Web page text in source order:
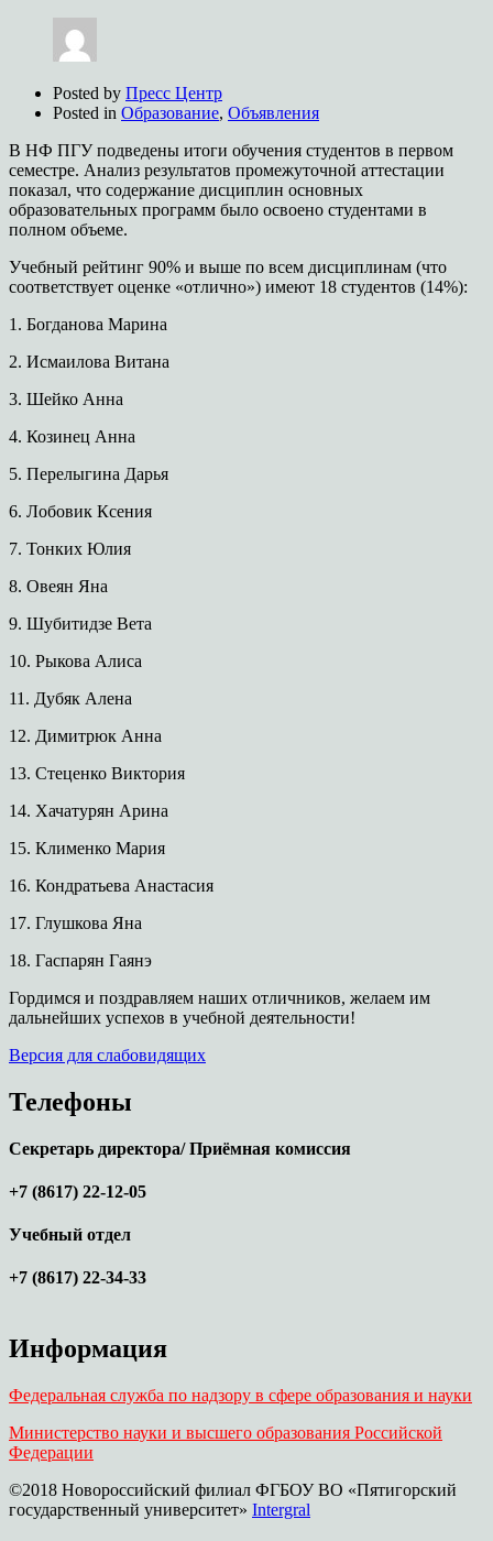
Posted by Пресс Центр
Posted in Образование, Объявления
В НФ ПГУ подведены итоги обучения студентов в первом
семестре. Анализ результатов промежуточной аттестации
показал, что содержание дисциплин основных
образовательных программ было освоено студентами в
полном объеме.
Учебный рейтинг 90% и выше по всем дисциплинам (что
соответствует оценке «отлично») имеют 18 студентов (14%):
1.​ Богданова Марина
2.​ Исмаилова Витана
3.​ Шейко Анна
4.​ Козинец Анна
5.​ Перелыгина Дарья
6.​ Лобовик Ксения
7.​ Тонких Юлия
8.​ Овеян Яна
9.​ Шубитидзе Вета
10.​ Рыкова Алиса
11.​ Дубяк Алена
12.​ Димитрюк Анна
13.​ Стеценко Виктория
14.​ Хачатурян Арина
15.​ Клименко Мария
16.​ Кондратьева Анастасия
17.​ Глушкова Яна
18.​ Гаспарян Гаянэ
Гордимся и поздравляем наших отличников, желаем им
дальнейших успехов в учебной деятельности!
Версия для слабовидящих
Телефоны
Секретарь директора/ Приёмная комиссия
+7 (8617) 22-12-05
Учебный отдел
+7 (8617) 22-34-33
Информация
Федеральная служба по надзору в сфере образования и науки
Министерство науки и высшего образования Российской
Федерации
©2018 Новороссийский филиал ФГБОУ ВО «Пятигорский
государственный университет» Intergral